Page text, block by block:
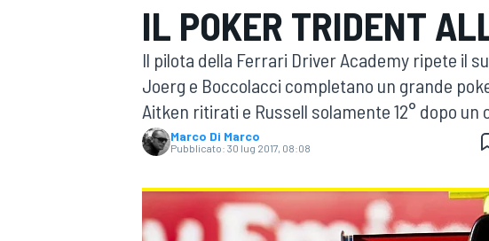
MOTOGP WEC
WRC
IL POKER TRIDENT
Il pilota della Ferrari Driver Academy ripete il
Joerg e Boccolacci completano un grande
Aitken ritirati e Russell solamente 12° dopo
Marco Di Marco
Pubblicato: 30 lug 2017, 08:08